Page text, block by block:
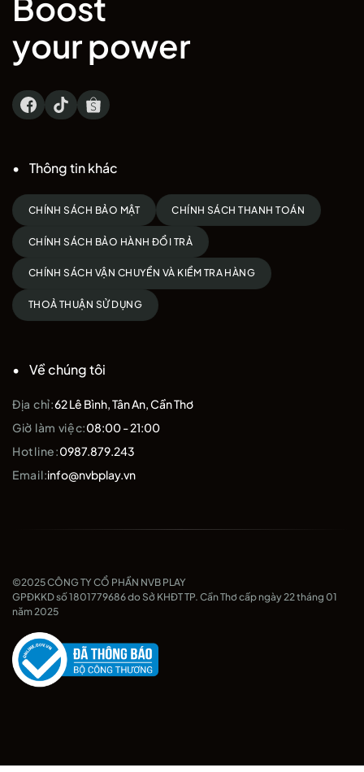
your power
Thông tin khác
CHÍNH SÁCH BẢO MẬT CHÍNH SÁCH THANH TOÁN
CHÍNH SÁCH BẢO HÀNH ĐỔI TRẢ
CHÍNH SÁCH VẬN CHUYỂN VÀ KIỂM TRA HÀNG
THOẢ THUẬN SỬ DỤNG
Về chúng tôi
Địa chỉ:62 Lê Bình, Tân An, Cần Thơ
Giờ làm việc:08:00 - 21:00
Hotline:0987.879.243
Email:info@nvbplay.vn
©2025 CÔNG TY CỔ PHẦN NVB PLAY
GPĐKKD số 1801779686 do Sở KHĐT TP. Cần Thơ cấp ngày 22 tháng 01
năm 2025